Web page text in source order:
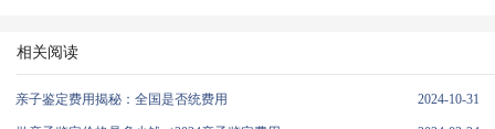
相关阅读
亲子鉴定费用揭秘：全国是否统费用 2024-10-31